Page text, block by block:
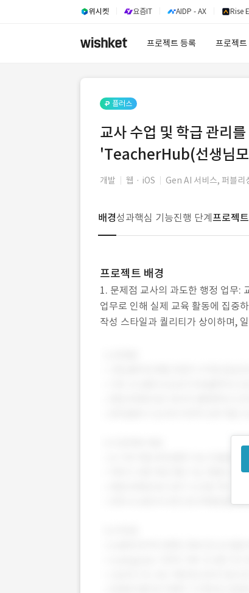
위시켓 요즘IT AIDP - AX Rise
프로젝트 등록 프로젝트
플러스
교사 수업 및 학급 관리
'TeacherHub(선생님
개발 웹 · iOS Gen AI 서비스, 퍼블리
배경성과핵심 기능진행 단계 프로젝트
프로젝트 배경
1. 문제점 교사의 과도한 행정 업무:
업무로 인해 실제 교육 활동에 집중
작성 스타일과 퀄리티가 상이하며,